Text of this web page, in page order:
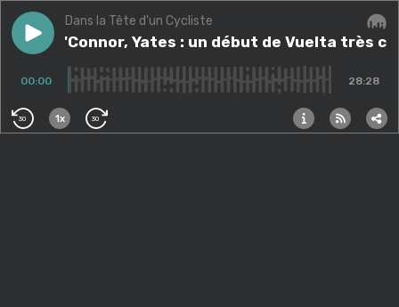
Play episodeRoglic, O'Connor, Yates : un début de Vuelta très
Dans la Tête d'un Cycliste
O'Connor, Yates : un début de Vuelta très
00:00 28:28
30 1x 30